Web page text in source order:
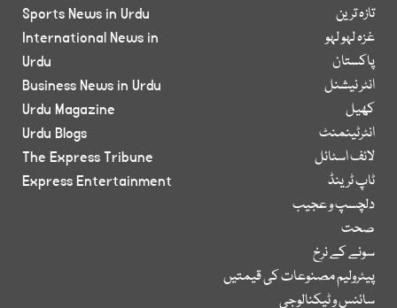
تازہ ترین
غزہ لہو لہو
پاکستان
انٹر نیشنل
کھیل
انٹرٹینمنٹ
لائف اسٹائل
ٹاپ ٹرینڈ
دلچسپ و عجیب
صحت
سونے کے نرخ
پیٹرولیم مصنوعات کی قیمتیں
سائنس و ٹیکنالوجی
Sports News in Urdu
International News in
Urdu
Business News in Urdu
Urdu Magazine
Urdu Blogs
The Express Tribune
Express Entertainment